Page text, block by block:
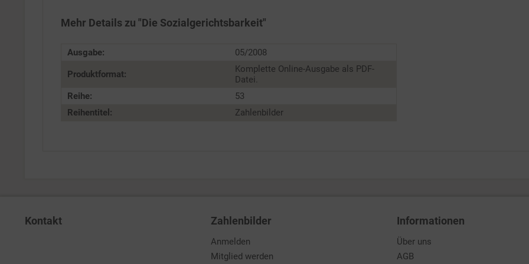
Mehr Details zu "Die Sozialgerichtsbarkeit"
Ausgabe: 05/2008
Produktformat:
Komplette Online-Ausgabe als PDF-
Datei.
Reihe:
53
Reihentitel:
Zahlenbilder
Kontakt Zahlenbilder
Anmelden
Mitglied werden
Informationen
Über uns
AGB